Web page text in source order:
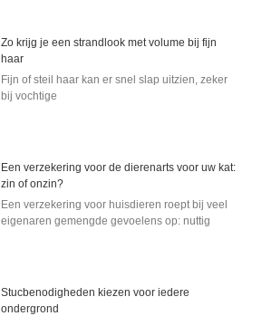
Zo krijg je een strandlook met volume bij fijn
haar
Fijn of steil haar kan er snel slap uitzien, zeker
bij vochtige
Een verzekering voor de dierenarts voor uw kat:
zin of onzin?
Een verzekering voor huisdieren roept bij veel
eigenaren gemengde gevoelens op: nuttig
Stucbenodigheden kiezen voor iedere
ondergrond